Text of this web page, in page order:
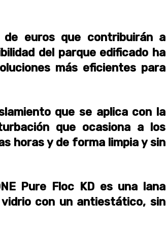
euros que contribuirán a
del parque edificado ha
más eficientes para
que se aplica con la
que ocasiona a los
horas y de forma limpia y sin
Pure Floc KD es una lana
con un antiestático, sin